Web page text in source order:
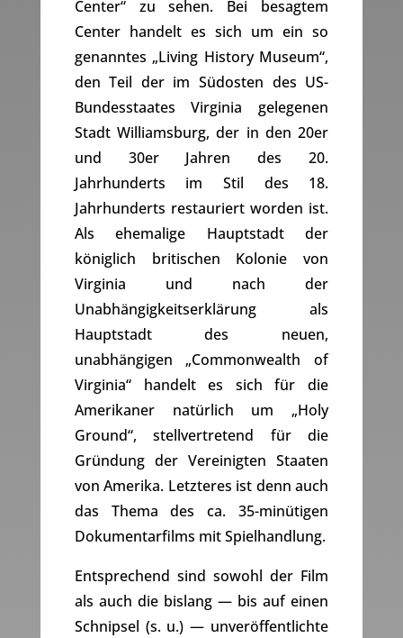
Center“ zu sehen. Bei besagtem
Center handelt es sich um ein so
genanntes „Living History Museum“,
den Teil der im Südosten des US-
Bundesstaates Virginia gelegenen
Stadt Williamsburg, der in den 20er
und 30er Jahren des 20.
Jahrhunderts im Stil des 18.
Jahrhunderts restauriert worden ist.
Als ehemalige Hauptstadt der
königlich britischen Kolonie von
Virginia und nach der
Unabhängigkeitserklärung als
Hauptstadt des neuen,
unabhängigen „Commonwealth of
Virginia“ handelt es sich für die
Amerikaner natürlich um „Holy
Ground“, stellvertretend für die
Gründung der Vereinigten Staaten
von Amerika. Letzteres ist denn auch
das Thema des ca. 35-minütigen
Dokumentarfilms mit Spielhandlung.
Entsprechend sind sowohl der Film
als auch die bislang — bis auf einen
Schnipsel (s. u.) — unveröffentlichte